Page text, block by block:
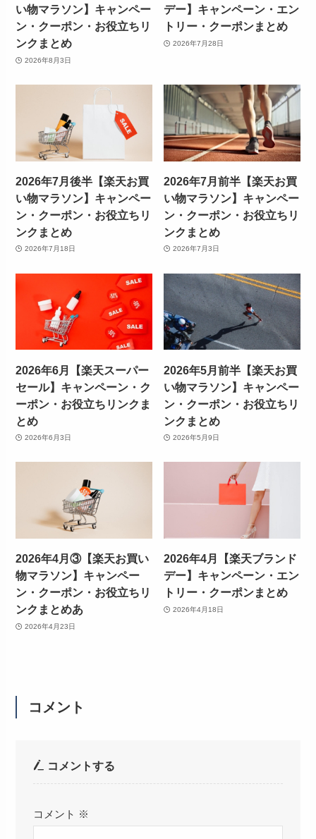
い物マラソン】キャンペー
ン・クーポン・お役立ちリ
ンクまとめ
2026年8月3日
デー】キャンペーン・エン
トリー・クーポンまとめ
2026年7月28日
2026年7月後半【楽天お買
い物マラソン】キャンペー
ン・クーポン・お役立ちリ
ンクまとめ
2026年7月18日
2026年7月前半【楽天お買
い物マラソン】キャンペー
ン・クーポン・お役立ちリ
ンクまとめ
2026年7月3日
2026年6月【楽天スーパー
セール】キャンペーン・ク
ーポン・お役立ちリンクま
とめ
2026年6月3日
2026年5月前半【楽天お買
い物マラソン】キャンペー
ン・クーポン・お役立ちリ
ンクまとめ
2026年5月9日
2026年4月③【楽天お買い
物マラソン】キャンペー
ン・クーポン・お役立ちリ
ンクまとめあ
2026年4月23日
2026年4月【楽天ブランド
デー】キャンペーン・エン
トリー・クーポンまとめ
2026年4月18日
コメント
コメントする
コメント ※